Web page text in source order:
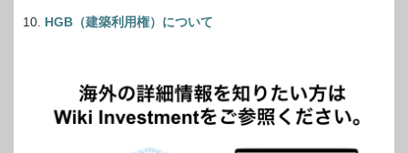
HGB（建築利用権）について